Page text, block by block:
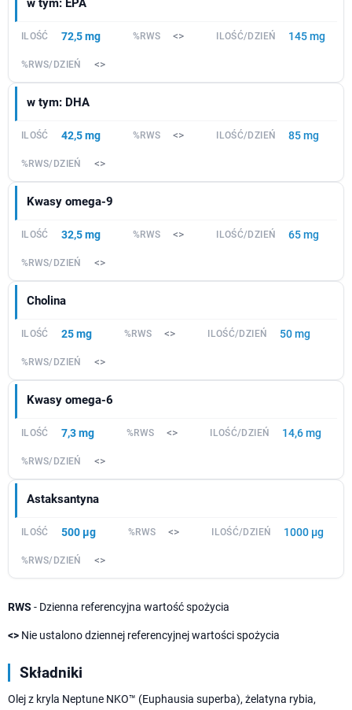
w tym: EPA
72,5 mg <> 145 mg
<>
w tym: DHA
42,5 mg <> 85 mg
<>
Kwasy omega-9
32,5 mg <> 65 mg
<>
Cholina
25 mg <> 50 mg
<>
Kwasy omega-6
7,3 mg <> 14,6 mg
<>
Astaksantyna
500 µg <> 1000 µg
<>
RWS - Dzienna referencyjna wartość spożycia
<> Nie ustalono dziennej referencyjnej wartości spożycia
Składniki
Olej z kryla Neptune NKO™ (Euphausia superba), żelatyna rybia,